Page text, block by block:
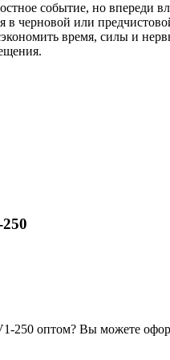
событие, но впереди
черновой или
время, силы и
оптом? Вы можете